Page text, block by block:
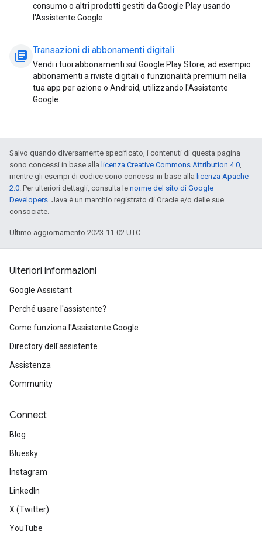
consumo o altri prodotti gestiti da Google Play usando
l'Assistente Google.
library_books Transazioni di abbonamenti digitali
Vendi i tuoi abbonamenti sul Google Play Store, ad esempio
abbonamenti a riviste digitali o funzionalità premium nella
tua app per azione o Android, utilizzando l'Assistente
Google.
Salvo quando diversamente specificato, i contenuti di questa pagina
sono concessi in base alla licenza Creative Commons Attribution 4.0,
mentre gli esempi di codice sono concessi in base alla licenza Apache
2.0. Per ulteriori dettagli, consulta le norme del sito di Google
Developers. Java è un marchio registrato di Oracle e/o delle sue
consociate.
Ultimo aggiornamento 2023-11-02 UTC.
Ulteriori informazioni
Google Assistant
Perché usare l'assistente?
Come funziona l'Assistente Google
Directory dell'assistente
Assistenza
Community
Connect
Blog
Bluesky
Instagram
LinkedIn
X (Twitter)
YouTube